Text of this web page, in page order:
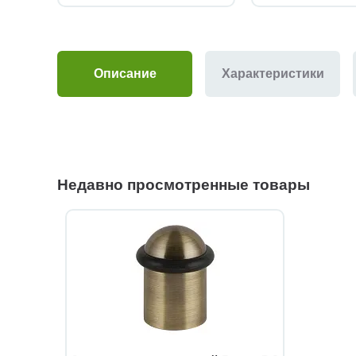
Описание Характеристики
Недавно просмотренные товары